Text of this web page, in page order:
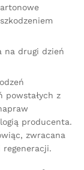
na drugi dzień
powstałych z
producenta.
zwracana